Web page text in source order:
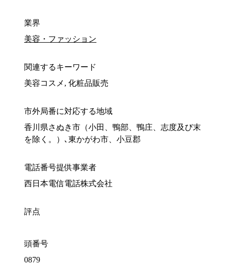
業界
美容・ファッション
関連するキーワード
美容コスメ, 化粧品販売
市外局番に対応する地域
香川県さぬき市（小田、鴨部、鴨庄、志度及び末
を除く。）､東かがわ市、小豆郡
電話番号提供事業者
西日本電信電話株式会社
評点
頭番号
0879